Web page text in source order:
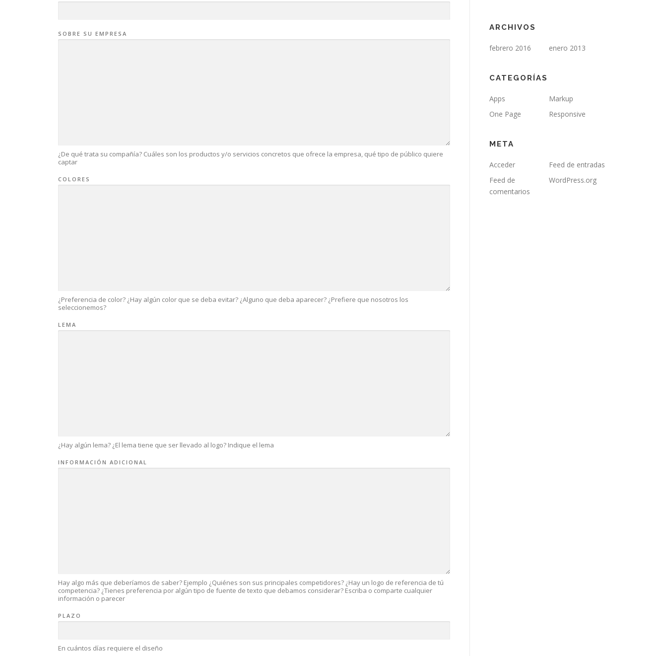
SOBRE SU EMPRESA
¿De qué trata su compañía? Cuáles son los productos y/o servicios concretos que ofrece la empresa, qué tipo de público quiere
captar
COLORES
¿Preferencia de color? ¿Hay algún color que se deba evitar? ¿Alguno que deba aparecer? ¿Prefiere que nosotros los
seleccionemos?
LEMA
¿Hay algún lema? ¿El lema tiene que ser llevado al logo? Indique el lema
INFORMACIÓN ADICIONAL
Hay algo más que deberíamos de saber? Ejemplo ¿Quiénes son sus principales competidores? ¿Hay un logo de referencia de tú
competencia? ¿Tienes preferencia por algún tipo de fuente de texto que debamos considerar? Escriba o comparte cualquier
información o parecer
PLAZO
En cuántos días requiere el diseño
ARCHIVOS
febrero 2016 enero 2013
CATEGORÍAS
Apps
Markup
One Page
Responsive
META
Acceder
Feed de entradas
Feed de
comentarios
WordPress.org